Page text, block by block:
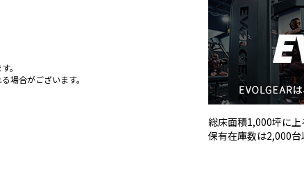
。
場合がございます。
総床面積1,000坪に上
保有在庫数は2,000台